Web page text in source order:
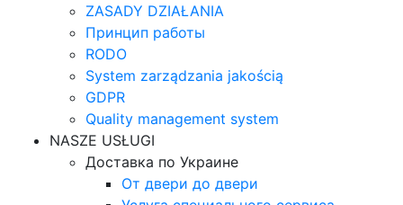
ZASADY DZIAŁANIA
Принцип работы
RODO
System zarządzania jakością
GDPR
Quality management system
NASZE USŁUGI
Доставка по Украине
От двери до двери